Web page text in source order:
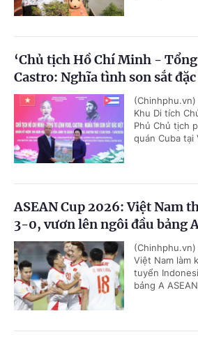
‘Chủ tịch Hồ Chí Minh -
Castro: Nghĩa tình son sắt đặc
Khu Di tích
Phủ Chủ tịch
quán Cuba tại
ASEAN Cup 2026: Việt Nam
3-0, vươn lên ngôi đầu bảng
Việt Nam làm
tuyển
bảng A